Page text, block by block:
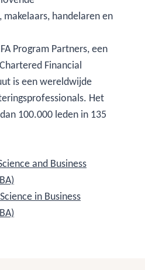
makelaars, handelaren en
Program Partners, een
Financial
is een wereldwijde
Het
100.000 leden in 135
and Business
in Business